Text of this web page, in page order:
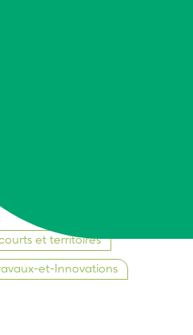
et territoires
et-Innovations